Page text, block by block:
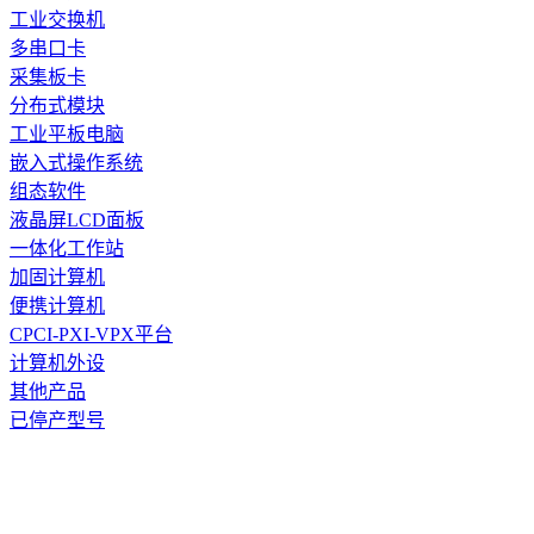
工业交换机
多串口卡
采集板卡
分布式模块
工业平板电脑
嵌入式操作系统
组态软件
液晶屏LCD面板
一体化工作站
加固计算机
便携计算机
CPCI-PXI-VPX平台
计算机外设
其他产品
已停产型号